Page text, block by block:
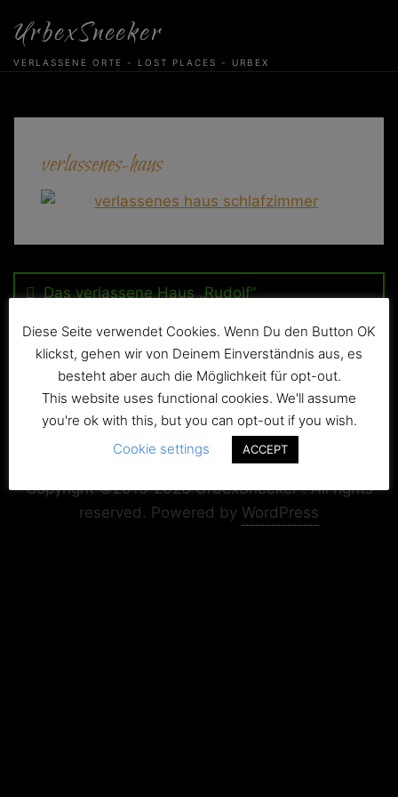
content
UrbexSneeker
VERLASSENE ORTE - LOST PLACES - URBEX
verlassenes-haus
Das verlassene Haus „Rudolf“
Copyright+Impressum Privacy & Cookie Policy
Copyright ©2015-2026 UrbexSneeker . All rights
reserved. Powered by WordPress
Diese Seite verwendet Cookies. Wenn Du den Button OK
klickst, gehen wir von Deinem Einverständnis aus, es
besteht aber auch die Möglichkeit für opt-out.
This website uses functional cookies. We'll assume
you're ok with this, but you can opt-out if you wish.
Cookie settings
ACCEPT